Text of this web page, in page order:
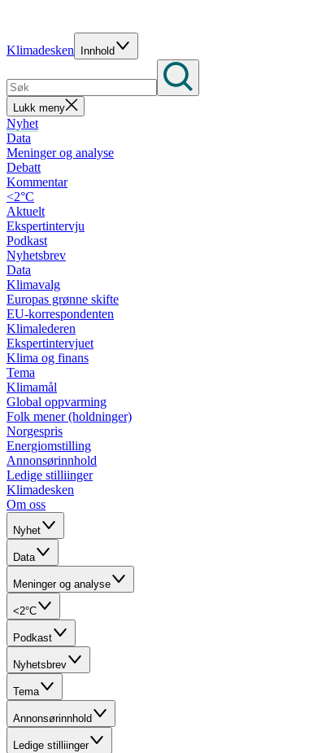
Klimadesken Innhold
Lukk meny
Nyhet
Data
Meninger og analyse
Debatt
Kommentar
<2°C
Aktuelt
Ekspertintervju
Podkast
Nyhetsbrev
Data
Klimavalg
Europas grønne skifte
EU-korrespondenten
Klimalederen
Ekspertintervjuet
Klima og finans
Tema
Klimamål
Global oppvarming
Folk mener (holdninger)
Norgespris
Energiomstilling
Annonsørinnhold
Ledige stilliinger
Klimadesken
Om oss
Nyhet
Data
Meninger og analyse
<2°C
Podkast
Nyhetsbrev
Tema
Annonsørinnhold
Ledige stilliinger